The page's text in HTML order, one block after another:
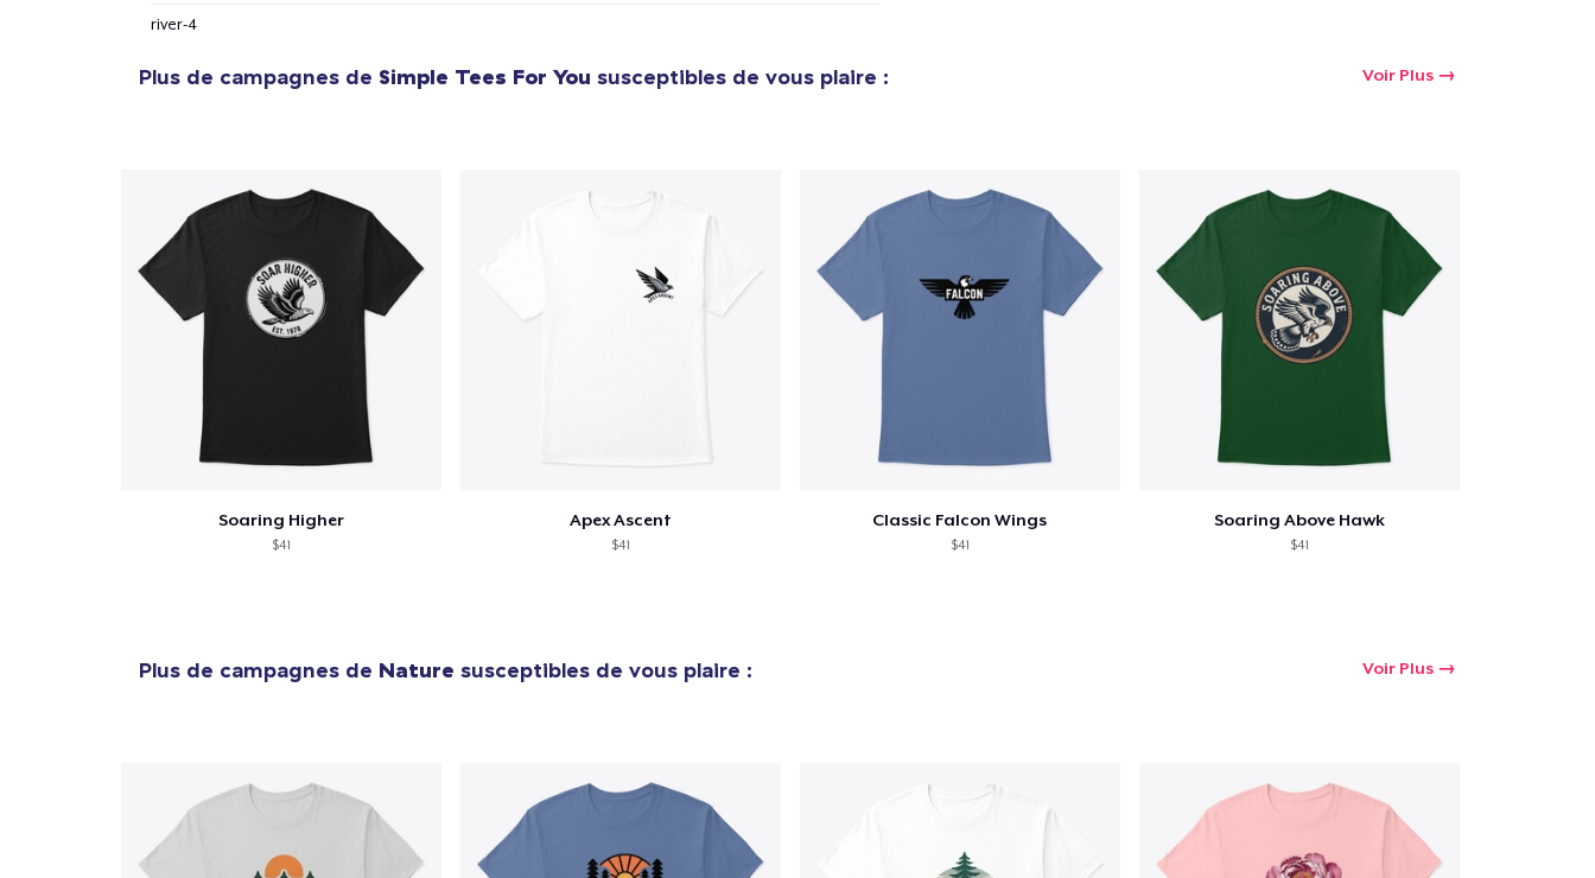
river-4
Plus de campagnes de Simple Tees For You susceptibles de vous plaire : Voir Plus
Soaring Higher
$41
Apex Ascent
$41
Classic Falcon Wings
$41
Soaring Above Hawk
$41
Plus de campagnes de Nature susceptibles de vous plaire : Voir Plus